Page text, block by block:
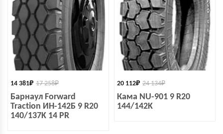
17 258₽
14 381₽
Барнаул Forward
Traction ИН-142Б 9 R20
140/137K 14 PR
24 134₽
20 112₽
Кама NU-901 9 R20
144/142K